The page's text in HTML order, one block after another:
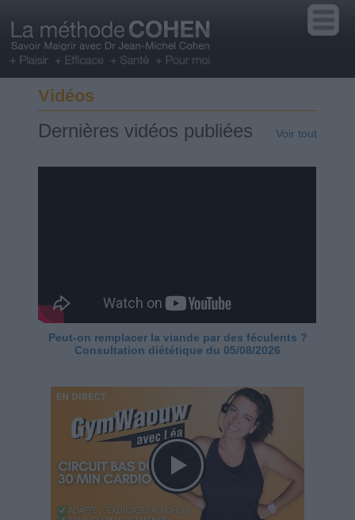
Vidéos
Dernières vidéos publiées Voir tout
Peut-on remplacer la viande par des féculents ?
Consultation diététique du 05/08/2026